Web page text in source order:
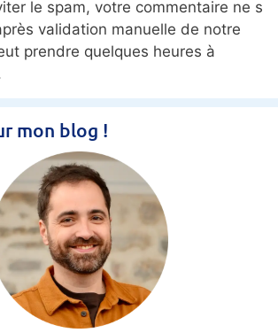
mon blog !